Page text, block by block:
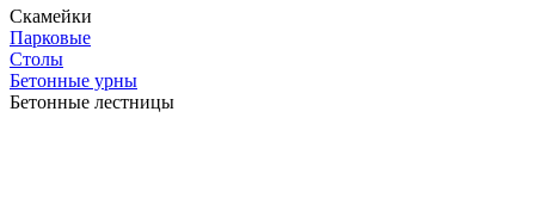
Скамейки
Парковые
Столы
Бетонные урны
Бетонные лестницы